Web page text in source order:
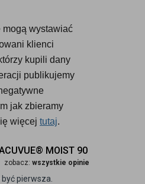
wystawiać
klienci
kupili dany
publikujemy
jak zbieramy
więcej tutaj.
MOIST 90
zobacz: wszystkie opinie
pierwsza.